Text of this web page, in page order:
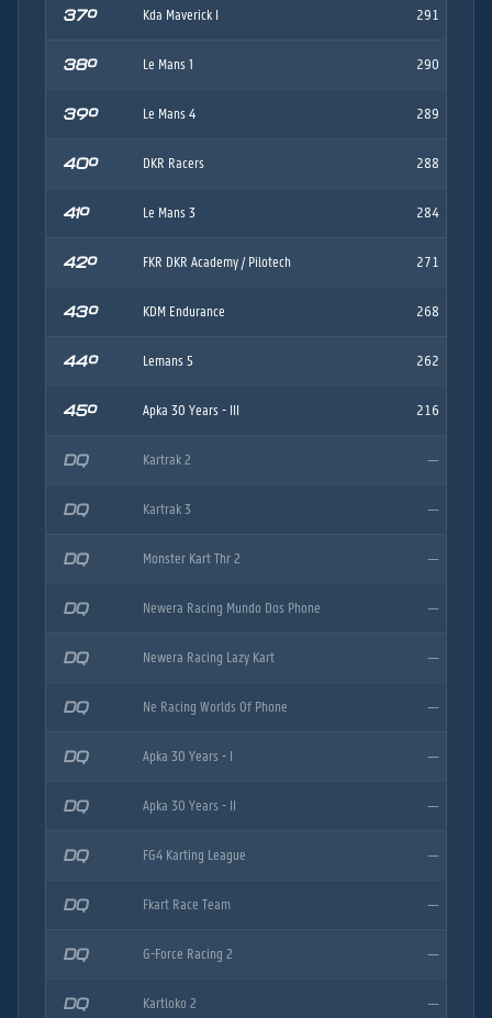
37º Kda Maverick I 291
38º Le Mans 1 290
39º Le Mans 4 289
40º DKR Racers 288
41º Le Mans 3 284
42º FKR DKR Academy / Pilotech 271
43º KDM Endurance 268
44º Lemans 5 262
45º Apka 30 Years - III 216
DQ Kartrak 2 —
DQ Kartrak 3 —
DQ Monster Kart Thr 2 —
DQ Newera Racing Mundo Dos Phone —
DQ Newera Racing Lazy Kart —
DQ Ne Racing Worlds Of Phone —
DQ Apka 30 Years - I —
DQ Apka 30 Years - II —
DQ FG4 Karting League —
DQ Fkart Race Team —
DQ G-Force Racing 2 —
DQ Kartloko 2 —